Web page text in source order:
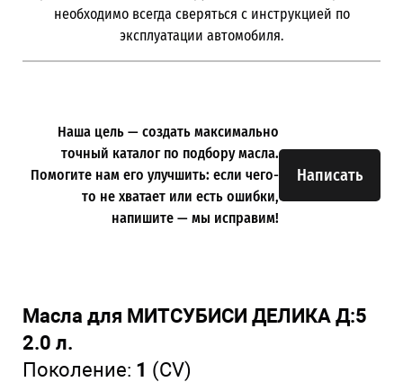
необходимо всегда сверяться с инструкцией по
эксплуатации автомобиля.
Написать
Наша цель — создать максимально
точный каталог по подбору масла.
Помогите нам его улучшить: если чего-
то не хватает или есть ошибки,
напишите — мы исправим!
Масла для МИТСУБИСИ ДЕЛИКА Д:5
2.0 л.
Поколение: 1 (CV)